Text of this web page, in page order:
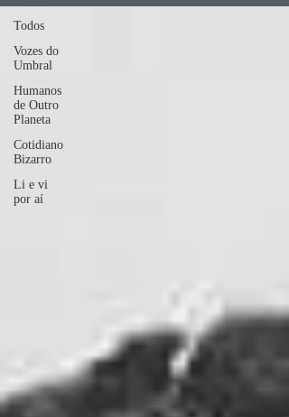
Todos
Vozes do
Umbral
Humanos
de Outro
Planeta
Cotidiano
Bizarro
Li e vi
por aí